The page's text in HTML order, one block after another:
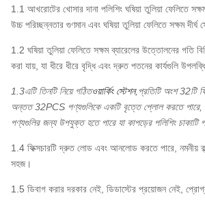
1.1 আখরোটের খোসার দানা পলিশিং ঘষিয়া তুলিয়া ফেলিতে
উচ্চ পরিচ্ছন্নতার গুণমান এবং ঘষিয়া তুলিয়া ফেলিতে সক্ষম দীর্ঘ
1.2 ঘষিয়া তুলিয়া ফেলিতে সক্ষম ব্যারেলের উত্তোলনের গতি
করা যায়, যা ধীরে ধীরে বৃদ্ধি এবং দ্রুত পতনের কার্যগুলি
1.3এটি তিনটি নিয়ে গঠিতওয়ার্কিং স্টেশন,প্রতিটি অংশ 32টি
অন্তত 32PCS পণ্যগুলিকে একটি বৃত্তে প্লোল করতে
পণ্যগুলির জন্য উপযুক্ত হতে পারে যা কাপড়ের পলিশিং চাকাটি
1.4 ফিক্সচারটি দ্রুত লোড এবং আনলোড করতে পারে, নমনীয়
সহজ।
1.5 ডিবাগ করার দরকার নেই, ডিডাস্টের প্রয়োজন নেই,